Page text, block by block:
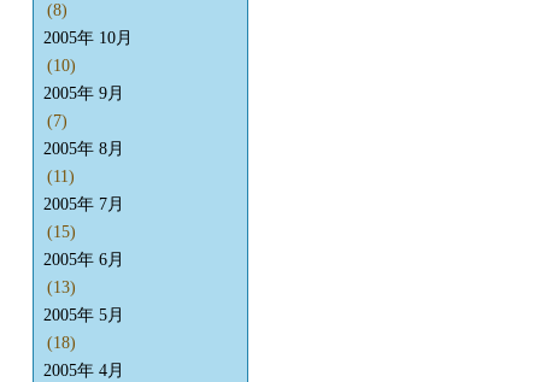
(8)
2005年 10月
(10)
2005年 9月
(7)
2005年 8月
(11)
2005年 7月
(15)
2005年 6月
(13)
2005年 5月
(18)
2005年 4月